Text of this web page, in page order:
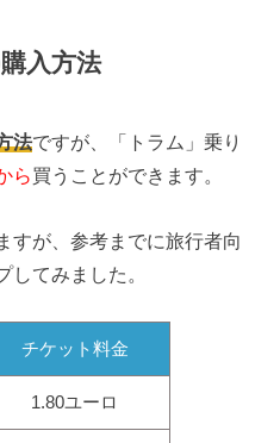
入方法
法ですが、「トラム」乗り
ら買うことができます。
すが、参考までに旅行者向
してみました。
チケット料金
1.80ユーロ